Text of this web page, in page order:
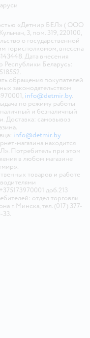
«Детмир БЕЛ» ( ООО
3, пом. 319, 220100,
о государственной
горисполкомом, внесена
Дата внесения
Республики Беларусь:
обращения покупателей
законодательством
info@detmir.by.
по режиму работы
и безналичный
Доставка: самовывоз
info@detmir.by
магазина находится
Потребитель при этом
в любом магазине
товаров и работе
доб.213
отдел торговли
г. Минска, тел. (017) 377-
33.